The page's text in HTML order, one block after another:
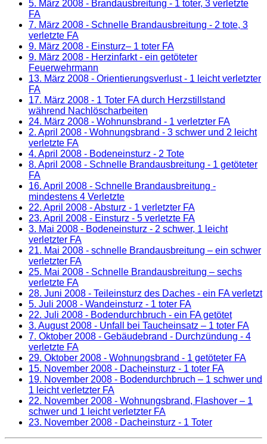
5. März 2008 - Brandausbreitung - 1 toter, 3 verletzte
FA
7. März 2008 - Schnelle Brandausbreitung - 2 tote, 3
verletzte FA
9. März 2008 - Einsturz– 1 toter FA
9. März 2008 - Herzinfarkt - ein getöteter
Feuerwehrmann
13. März 2008 - Orientierungsverlust - 1 leicht verletzter
FA
17. März 2008 - 1 Toter FA durch Herzstillstand
während Nachlöscharbeiten
24. März 2008 - Wohnunsbrand - 1 verletzter FA
2. April 2008 - Wohnungsbrand - 3 schwer und 2 leicht
verletzte FA
4. April 2008 - Bodeneinsturz - 2 Tote
8. April 2008 - Schnelle Brandausbreitung - 1 getöteter
FA
16. April 2008 - Schnelle Brandausbreitung -
mindestens 4 Verletzte
22. April 2008 - Absturz - 1 verletzter FA
23. April 2008 - Einsturz - 5 verletzte FA
3. Mai 2008 - Bodeneinsturz - 2 schwer, 1 leicht
verletzter FA
21. Mai 2008 - schnelle Brandausbreitung – ein schwer
verletzter FA
25. Mai 2008 - Schnelle Brandausbreitung – sechs
verletzte FA
28. Juni 2008 - Teileinsturz des Daches - ein FA verletzt
5. Juli 2008 - Wandeinsturz - 1 toter FA
22. Juli 2008 - Bodendurchbruch - ein FA getötet
3. August 2008 - Unfall bei Taucheinsatz – 1 toter FA
7. Oktober 2008 - Gebäudebrand - Durchzündung - 4
verletzte FA
29. Oktober 2008 - Wohnungsbrand - 1 getöteter FA
15. November 2008 - Dacheinsturz - 1 toter FA
19. November 2008 - Bodendurchbruch – 1 schwer und
1 leicht verletzter FA
22. November 2008 - Wohnungsbrand, Flashover – 1
schwer und 1 leicht verletzter FA
23. November 2008 - Dacheinsturz - 1 Toter